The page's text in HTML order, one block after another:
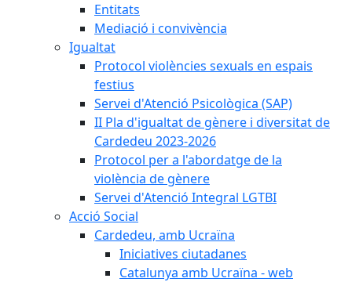
Entitats
Mediació i convivència
Igualtat
Protocol violències sexuals en espais
festius
Servei d'Atenció Psicològica (SAP)
II Pla d'igualtat de gènere i diversitat de
Cardedeu 2023-2026
Protocol per a l'abordatge de la
violència de gènere
Servei d'Atenció Integral LGTBI
Acció Social
Cardedeu, amb Ucraïna
Iniciatives ciutadanes
Catalunya amb Ucraïna - web